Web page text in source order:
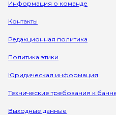
Информация о команде
Контакты
Редакционная политика
Политика этики
Юридическая информация
Технические требования к
Выходные данные